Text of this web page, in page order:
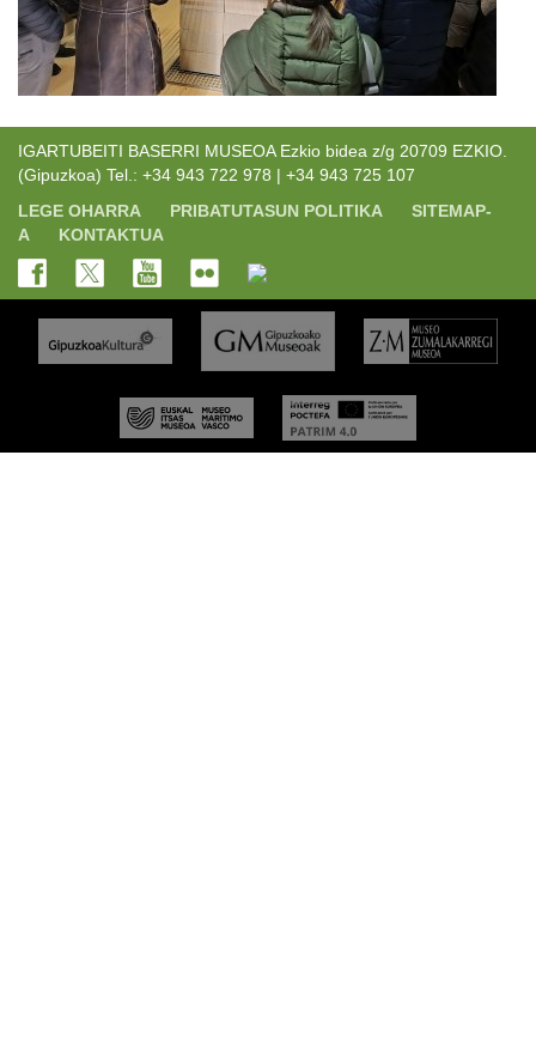
IGARTUBEITI BASERRI MUSEOA Ezkio bidea z/g 20709 EZKIO.
(Gipuzkoa) Tel.: +34 943 722 978 | +34 943 725 107
LEGE OHARRA
PRIBATUTASUN POLITIKA
SITEMAP-
A
KONTAKTUA